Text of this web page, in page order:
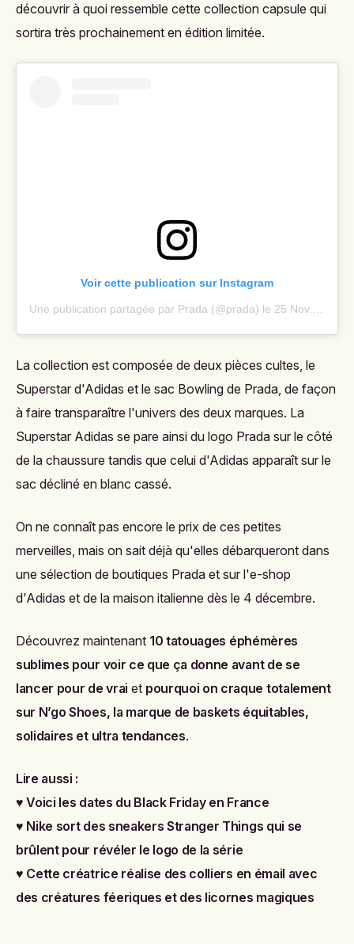
découvrir à quoi ressemble cette collection capsule qui
sortira très prochainement en édition limitée.
Voir cette publication sur Instagram
Une publication partagée par Prada (@prada) le 25 Nov. 2019 à 1 :28 PST
La collection est composée de deux pièces cultes, le
Superstar d'Adidas et le sac Bowling de Prada, de façon
à faire transparaître l'univers des deux marques. La
Superstar Adidas se pare ainsi du logo Prada sur le côté
de la chaussure tandis que celui d'Adidas apparaît sur le
sac décliné en blanc cassé.
On ne connaît pas encore le prix de ces petites
merveilles, mais on sait déjà qu'elles débarqueront dans
une sélection de boutiques Prada et sur l'e-shop
d'Adidas et de la maison italienne dès le 4 décembre.
Découvrez maintenant 10 tatouages éphémères
sublimes pour voir ce que ça donne avant de se
lancer pour de vrai et pourquoi on craque totalement
sur N’go Shoes, la marque de baskets équitables,
solidaires et ultra tendances.
Lire aussi :
♥Voici les dates du Black Friday en France
♥ Nike sort des sneakers Stranger Things qui se
brûlent pour révéler le logo de la série
♥ Cette créatrice réalise des colliers en émail avec
des créatures féeriques et des licornes magiques